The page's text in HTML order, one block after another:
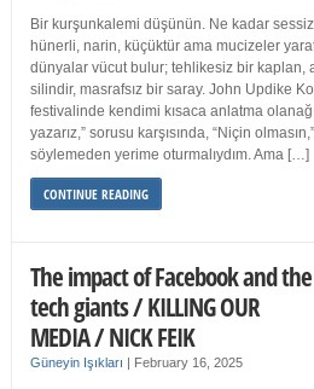
Bir kurşunkalemi düşünün. Ne kadar
hünerli, narin, küçüktür ama mucizeler
dünyalar vücut bulur; tehlikesiz bir kaplan,
silindir, masrafsız bir saray. John Updike
festivalinde kendimi kısaca anlatma
yazarız,” sorusu karşısında, “Niçin
söylemeden yerime oturmalıydım. Ama […]
CONTINUE READING
The impact of Facebook and the
tech giants / KILLING OUR
MEDIA / NICK FEIK
Güneyin Işıkları | February 16, 2025